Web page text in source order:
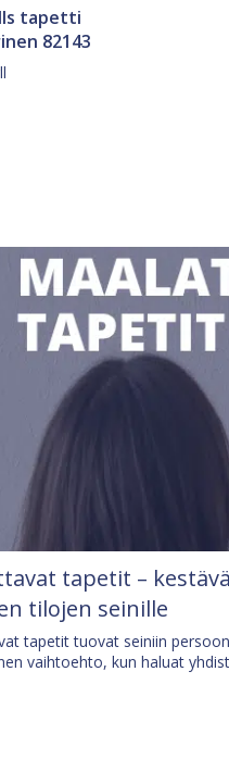
tapetti
82143
tapetit –
tilojen seinille
tapetit tuovat seiniin
vaihtoehto, kun haluat